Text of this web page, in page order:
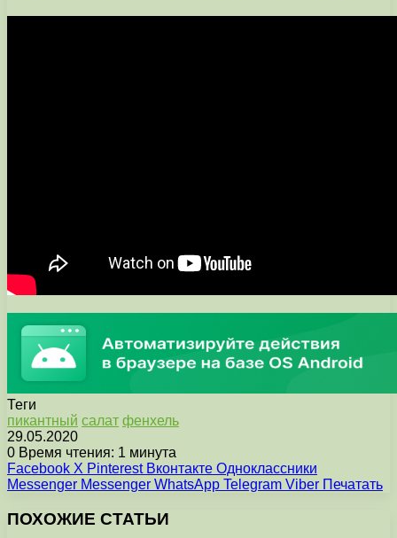
Теги
пикантный салат фенхель
29.05.2020
0 Время чтения: 1 минута
Facebook X Pinterest Вконтакте Одноклассники
Messenger Messenger WhatsApp Telegram Viber Печатать
ПОХОЖИЕ СТАТЬИ